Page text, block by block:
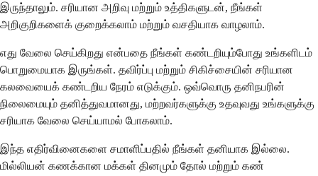
இருந்தாலும். சரியான அறிவு மற்றும் உத்திகளுடன், நீங்கள்
அறிகுறிகளைக் குறைக்கலாம் மற்றும் வசதியாக வாழலாம்.
எது வேலை செய்கிறது என்பதை நீங்கள் கண்டறியும்போது உங்களிடம்
பொறுமையாக இருங்கள். தவிர்ப்பு மற்றும் சிகிச்சையின் சரியான
கலவையைக் கண்டறிய நேரம் எடுக்கும். ஒவ்வொரு தனிநபரின்
நிலைமையும் தனித்துவமானது, மற்றவர்களுக்கு உதவுவது உங்களுக்கு
சரியாக வேலை செய்யாமல் போகலாம்.
இந்த எதிர்வினைகளை சமாளிப்பதில் நீங்கள் தனியாக இல்லை.
மில்லியன் கணக்கான மக்கள் தினமும் தோல் மற்றும் கண்